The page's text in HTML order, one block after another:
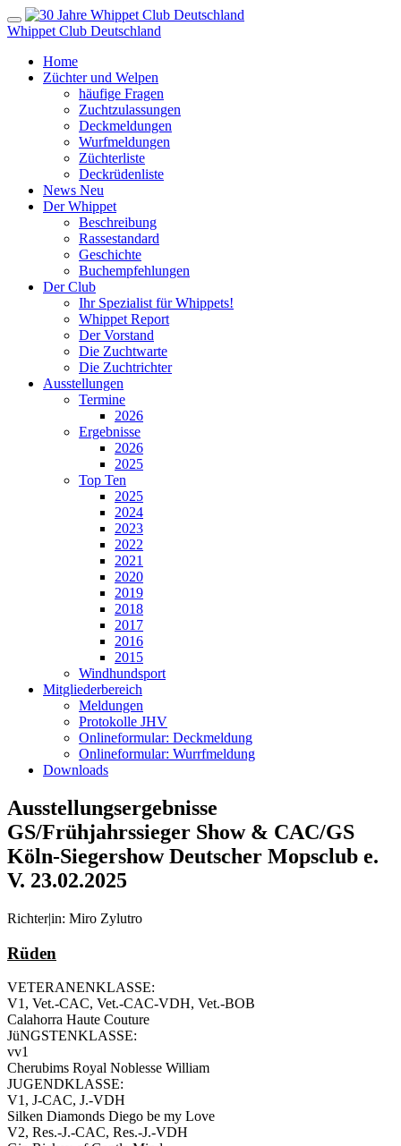
Whippet Club Deutschland
Home
Züchter und Welpen
häufige Fragen
Zuchtzulassungen
Deckmeldungen
Wurfmeldungen
Züchterliste
Deckrüdenliste
News Neu
Der Whippet
Beschreibung
Rassestandard
Geschichte
Buchempfehlungen
Der Club
Ihr Spezialist für Whippets!
Whippet Report
Der Vorstand
Die Zuchtwarte
Die Zuchtrichter
Ausstellungen
Termine
2026
Ergebnisse
2026
2025
Top Ten
2025
2024
2023
2022
2021
2020
2019
2018
2017
2016
2015
Windhundsport
Mitgliederbereich
Meldungen
Protokolle JHV
Onlineformular: Deckmeldung
Onlineformular: Wurrfmeldung
Downloads
Ausstellungsergebnisse
GS/Frühjahrssieger Show & CAC/GS
Köln-Siegershow Deutscher Mopsclub e.
V. 23.02.2025
Richter|in: Miro Zylutro
Rüden
VETERANENKLASSE:
V1, Vet.-CAC, Vet.-CAC-VDH, Vet.-BOB
Calahorra Haute Couture
JüNGSTENKLASSE:
vv1
Cherubims Royal Noblesse William
JUGENDKLASSE:
V1, J-CAC, J.-VDH
Silken Diamonds Diego be my Love
V2, Res.-J.-CAC, Res.-J.-VDH